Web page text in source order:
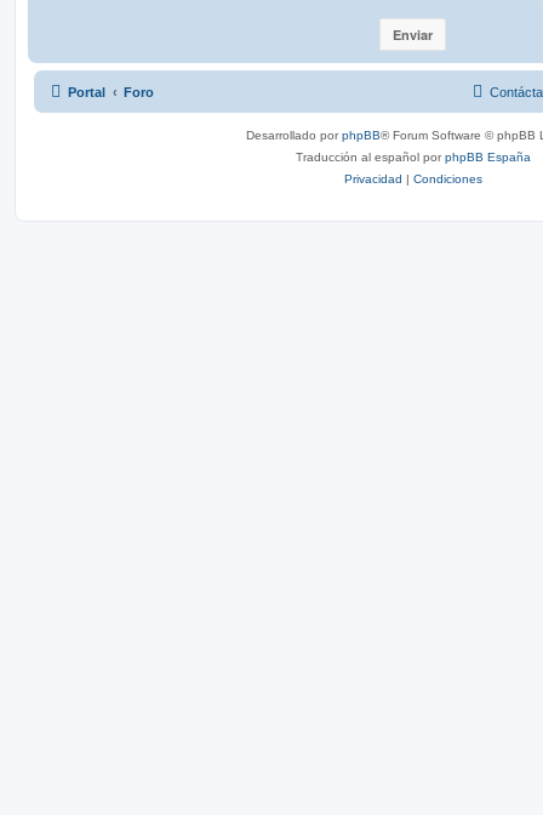
Portal Foro
Desarrollado porphpBB® Forum Software © phpBB
Traducción al español porphpBB España
Privacidad | Condiciones